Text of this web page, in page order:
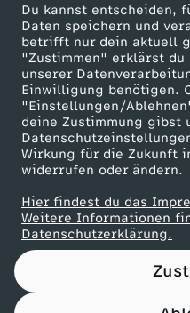
Du kannst entscheiden,
Daten speichern und
betrifft nur dein aktuell
"Zustimmen" erklärst du
unserer
Einwilligung benötigen.
"Einstellungen/
deine Zustimmung gibst
Wirkung für die Zukunft
widerrufen oder ändern.
Hier findest du das
Weitere Informationen
Datenschutzerklärung.
n
n
e
s
f
a
ZDF goes Schule
Werbefernsehen
Mainzelmännchen
Partner